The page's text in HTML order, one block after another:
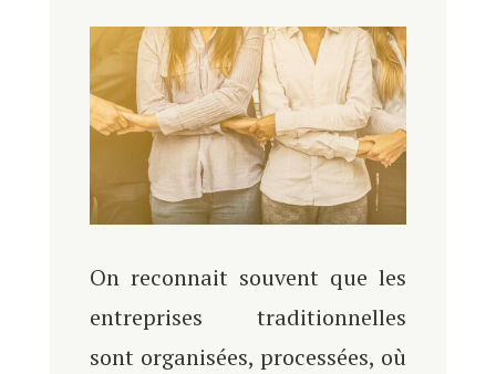
On reconnait souvent que les
entreprises traditionnelles
sont organisées, processées, où